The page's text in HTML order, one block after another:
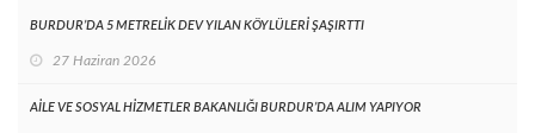
BURDUR’DA 5 METRELİK DEV YILAN KÖYLÜLERİ ŞAŞIRTTI
27 Haziran 2026
AİLE VE SOSYAL HİZMETLER BAKANLIĞI BURDUR’DA ALIM YAPIYOR